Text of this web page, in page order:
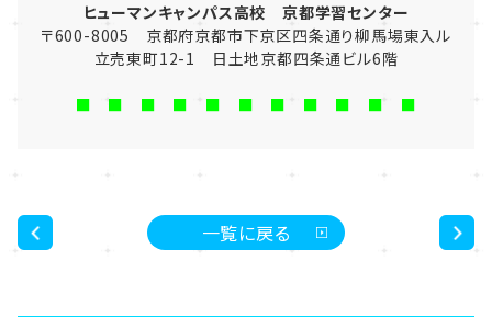
ヒューマンキャンパス高校 京都学習センター
〒600-8005 京都府京都市下京区四条通り柳馬場東入ル
立売東町12-1 日土地京都四条通ビル6階
■ ■ ■ ■ ■ ■ ■ ■ ■ ■ ■
一覧に戻る